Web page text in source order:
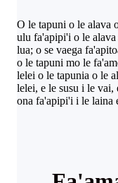
O le tapuni o le alava
ulu fa'apipi'i o le alava
lua; o se vaega
o le tapuni mo le
lelei o le tapunia o le
lelei, e le susu i le vai,
ona fa'apipi'i i le laina